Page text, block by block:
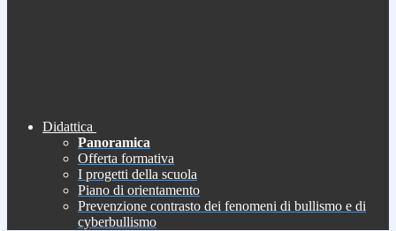
Didattica
Panoramica
Offerta formativa
I progetti della scuola
Piano di orientamento
Prevenzione contrasto dei fenomeni di bullismo e di
cyberbullismo